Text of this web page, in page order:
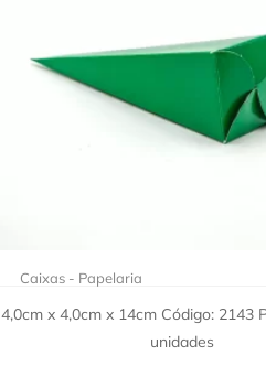
Caixas - Papelaria
4,0cm x 4,0cm x 14cm Código: 2143
unidades